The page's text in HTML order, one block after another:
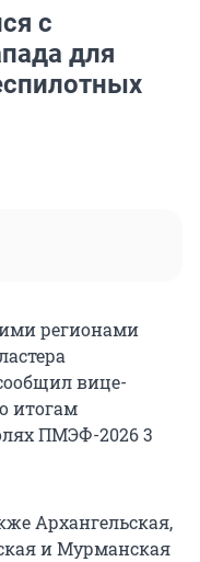
с
для
регионами
вице-
итогам
ПМЭФ-2026 3
Архангельская,
и Мурманская